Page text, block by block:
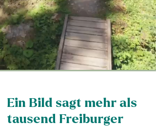
Ein Bild sagt mehr als
tausend Freiburger